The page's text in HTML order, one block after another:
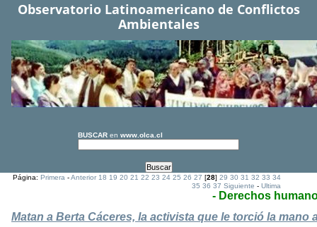
Observatorio Latinoamericano de Conflictos
Ambientales
BUSCAR en www.olca.cl
Página:Primera -Anterior 18 19 20 21 22 23 24 25 26 27 [28]29 30 31 32 33 34
35 36 37 Siguiente -Ultima
- Derechos
Matan a Berta Cáceres, la activista que le torció la mano